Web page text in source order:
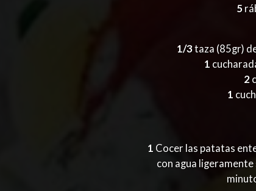
5
1/3taza (85gr)
1
2
1
1 Cocer las patatas
con agua